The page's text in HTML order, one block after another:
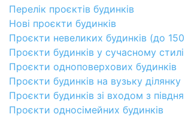
Перелік проєктів будинків
Нові проєкти будинків
Проєкти невеликих будинків (до
Проєкти будинків у сучасному стилі
Проєкти одноповерхових будинків
Проєкти будинків на вузьку ділянку
Проєкти будинків зі входом з півдня
Проєкти односімейних будинків